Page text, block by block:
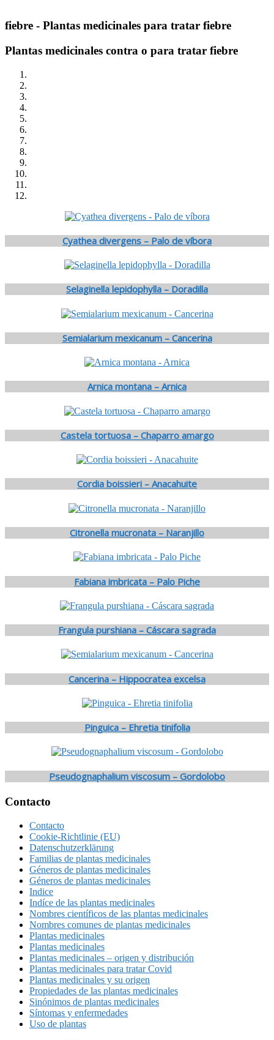
fiebre - Plantas medicinales para tratar fiebre
Plantas medicinales contra o para tratar fiebre
Cyathea divergens – Palo de víbora
Selaginella lepidophylla – Doradilla
Semialarium mexicanum – Cancerina
Arnica montana – Arnica
Castela tortuosa – Chaparro amargo
Cordia boissieri – Anacahuite
Citronella mucronata – Naranjillo
Fabiana imbricata – Palo Piche
Frangula purshiana – Cáscara sagrada
Cancerina – Hippocratea excelsa
Pinguica – Ehretia tinifolia
Pseudognaphalium viscosum – Gordolobo
Footer
Contacto
Contacto
Cookie-Richtlinie (EU)
Datenschutzerklärung
Familias de plantas medicinales
Géneros de plantas medicinales
Géneros de plantas medicinales
Indice
Indíce de las plantas medicinales
Nombres científicos de las plantas medicinales
Nombres comunes de plantas medicinales
Plantas medicinales
Plantas medicinales
Plantas medicinales – origen y distribución
Plantas medicinales para tratar Covid
Plantas medicinales y su origen
Propiedades de las plantas medicinales
Sinónimos de plantas medicinales
Síntomas y enfermedades
Uso de plantas